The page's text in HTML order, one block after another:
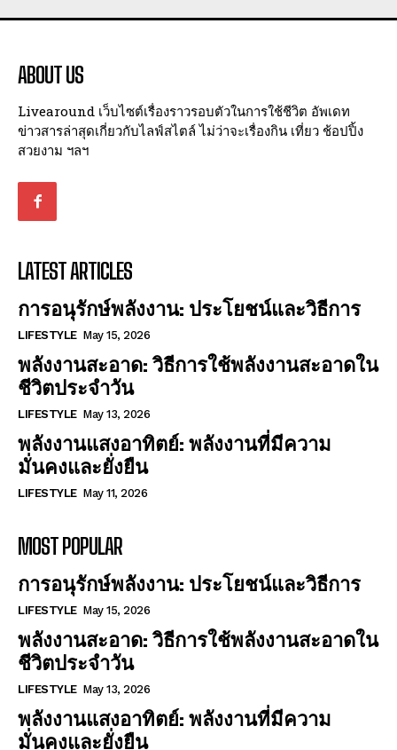
ABOUT US
Livearound เว็บไซต์เรื่องราวรอบตัวในการใช้ชีวิต อัพเดท
ข่าวสารล่าสุดเกี่ยวกับไลฟ์สไตล์ ไม่ว่าจะเรื่องกิน เที่ยว ช้อปปิ้ง
สวยงาม ฯลฯ
LATEST ARTICLES
การอนุรักษ์พลังงาน: ประโยชน์และวิธีการ
LIFESTYLE May 15, 2026
พลังงานสะอาด: วิธีการใช้พลังงานสะอาดใน
ชีวิตประจำวัน
LIFESTYLE May 13, 2026
พลังงานแสงอาทิตย์: พลังงานที่มีความ
มั่นคงและยั่งยืน
LIFESTYLE May 11, 2026
MOST POPULAR
การอนุรักษ์พลังงาน: ประโยชน์และวิธีการ
LIFESTYLE May 15, 2026
พลังงานสะอาด: วิธีการใช้พลังงานสะอาดใน
ชีวิตประจำวัน
LIFESTYLE May 13, 2026
พลังงานแสงอาทิตย์: พลังงานที่มีความ
มั่นคงและยั่งยืน